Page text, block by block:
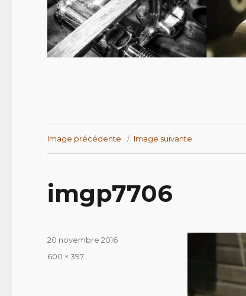
Image précédente Image suivante
imgp7706
Publié
20 novembre 2016
Taille
600 × 397